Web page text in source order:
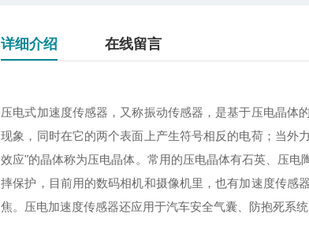
详细介绍 在线留言
压电式加速度传感器，又称振动传感器，是基于压电晶体
现象，同时在它的两个表面上产生符号相反的电荷；当外
效应"的晶体称为压电晶体。常用的压电晶体有石英、压
摔保护，目前用的数码相机和摄像机里，也有加速度传感
焦。压电加速度传感器还应用于汽车安全气囊、防抱死系